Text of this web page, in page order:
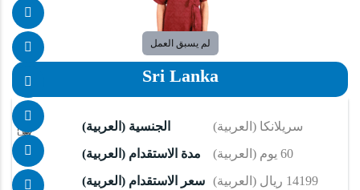
لم يسبق العمل
Sri Lanka
(العربية) الجنسية
(العربية) سريلانكا
(العربية) مدة الاستقدام
(العربية) 60 يوم
(العربية) سعر الاستقدام
(العربية) 14199 ريال